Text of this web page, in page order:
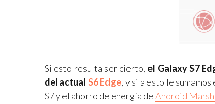
Si esto resulta ser cierto, el Galaxy S7
del actual S6 Edge, y si a esto le
S7 y el ahorro de energía deAndroid